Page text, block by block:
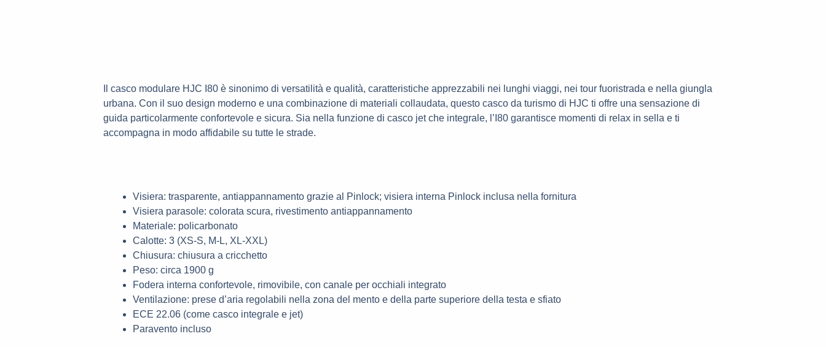
Il casco modulare HJC I80 è sinonimo di versatilità e qualità, caratteristiche apprezzabili nei lunghi viaggi, nei tour fuoristrada e nella giungla
urbana. Con il suo design moderno e una combinazione di materiali collaudata, questo casco da turismo di HJC ti offre una sensazione di
guida particolarmente confortevole e sicura. Sia nella funzione di casco jet che integrale, l’I80 garantisce momenti di relax in sella e ti
accompagna in modo affidabile su tutte le strade.
Visiera: trasparente, antiappannamento grazie al Pinlock; visiera interna Pinlock inclusa nella fornitura
Visiera parasole: colorata scura, rivestimento antiappannamento
Materiale: policarbonato
Calotte: 3 (XS-S, M-L, XL-XXL)
Chiusura: chiusura a cricchetto
Peso: circa 1900 g
Fodera interna confortevole, rimovibile, con canale per occhiali integrato
Ventilazione: prese d’aria regolabili nella zona del mento e della parte superiore della testa e sfiato
ECE 22.06 (come casco integrale e jet)
Paravento incluso